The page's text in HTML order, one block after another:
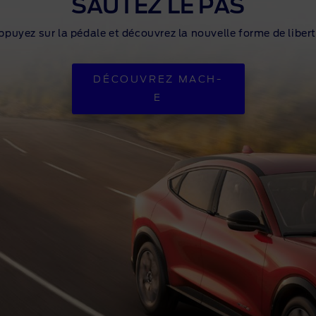
SAUTEZ LE PAS
sur la pédale et découvrez la nouvelle forme de
DÉCOUVREZ MACH-
E